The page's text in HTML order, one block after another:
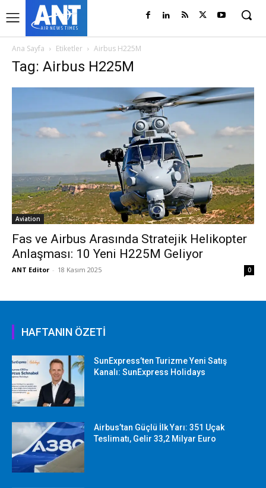
Ana Sayfa Etiketler Airbus H225M
Tag: Airbus H225M
Aviation
Fas ve Airbus Arasında Stratejik Helikopter
Anlaşması: 10 Yeni H225M Geliyor
ANT Editor - 18 Kasım 2025 0
HAFTANIN ÖZETİ
SunExpress’ten Turizme Yeni Satış
Kanalı: SunExpress Holidays
Airbus’tan Güçlü İlk Yarı: 351 Uçak
Teslimatı, Gelir 33,2 Milyar Euro